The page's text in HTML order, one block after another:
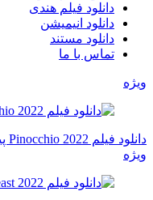
دانلود فیلم هندی
دانلود انیمیشن
دانلود مستند
تماس با ما
ویژه
دانلود فیلم Pinocchio 2022 پینوکیو
ویژه